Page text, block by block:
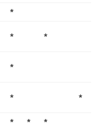
*
* *
*
* *
* * *